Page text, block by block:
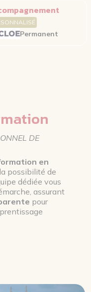
Permanent
DE
en
possibilité de
dédiée vous
assurant
pour